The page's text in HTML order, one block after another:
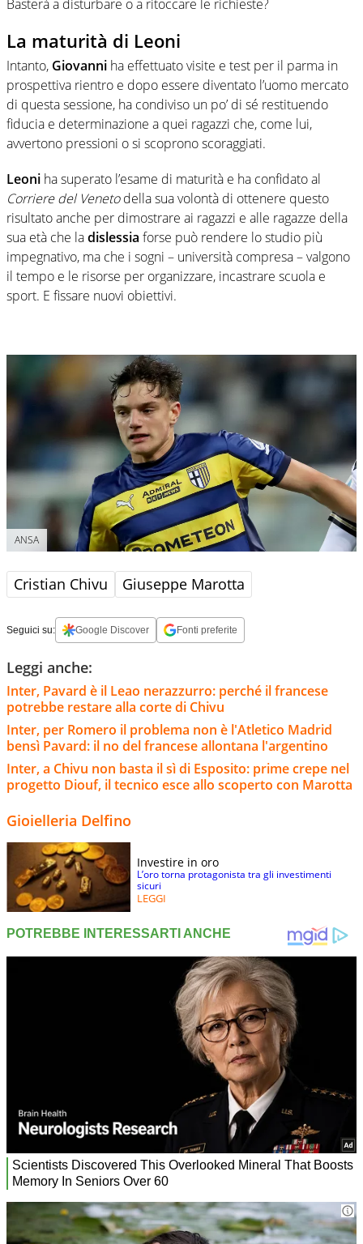
Basterà a disturbare o a ritoccare le richieste?
La maturità di Leoni
Intanto, Giovanni ha effettuato visite e test per il parma in
prospettiva rientro e dopo essere diventato l’uomo mercato
di questa sessione, ha condiviso un po’ di sé restituendo
fiducia e determinazione a quei ragazzi che, come lui,
avvertono pressioni o si scoprono scoraggiati.
Leoni ha superato l’esame di maturità e ha confidato al
Corriere del Venetodella sua volontà di ottenere questo
risultato anche per dimostrare ai ragazzi e alle ragazze della
sua età che ladislessia forse può rendere lo studio più
impegnativo, ma che i sogni – università compresa – valgono
il tempo e le risorse per organizzare, incastrare scuola e
sport. E fissare nuovi obiettivi.
ANSA
Cristian Chivu Giuseppe Marotta
Seguici su: Google Discover Fonti preferite
Leggi anche:
Inter, Pavard è il Leao nerazzurro: perché il francese
potrebbe restare alla corte di Chivu
Inter, per Romero il problema non è l'Atletico Madrid
bensì Pavard: il no del francese allontana l'argentino
Inter, a Chivu non basta il sì di Esposito: prime crepe nel
progetto Diouf, il tecnico esce allo scoperto con Marotta
Gioielleria Delfino
Investire in oro
L’oro torna protagonista tra gli investimenti
sicuri
LEGGI